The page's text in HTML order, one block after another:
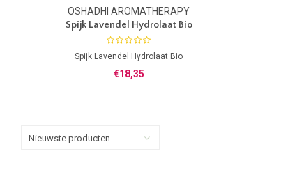
OSHADHI AROMATHERAPY
Spijk Lavendel Hydrolaat Bio
Spijk Lavendel Hydrolaat Bio
Botanische naam: Lavandula latifolia
Herkomst: Spanje
€18,35
Nieuwste producten